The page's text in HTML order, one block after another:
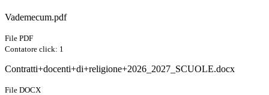
Vademecum.pdf
File PDF
Contatore click: 1
Contratti+docenti+di+religione+2026_2027_SCUOLE.docx
File DOCX